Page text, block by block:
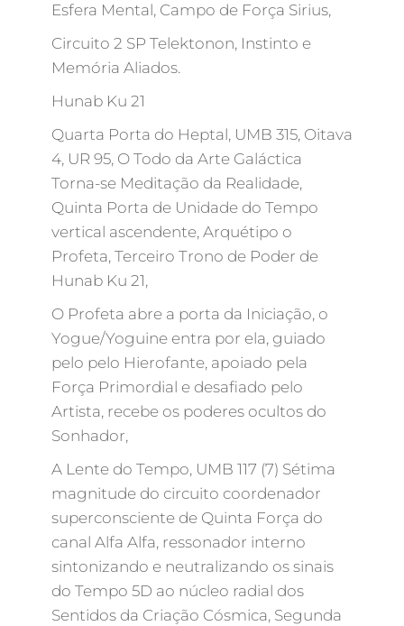
Esfera Mental, Campo de Força Sirius,
Circuito 2 SP Telektonon, Instinto e
Memória Aliados.
Hunab Ku 21
Quarta Porta do Heptal, UMB 315, Oitava
4, UR 95, O Todo da Arte Galáctica
Torna-se Meditação da Realidade,
Quinta Porta de Unidade do Tempo
vertical ascendente, Arquétipo o
Profeta, Terceiro Trono de Poder de
Hunab Ku 21,
O Profeta abre a porta da Iniciação, o
Yogue/Yoguine entra por ela, guiado
pelo pelo Hierofante, apoiado pela
Força Primordial e desafiado pelo
Artista, recebe os poderes ocultos do
Sonhador,
A Lente do Tempo, UMB 117 (7) Sétima
magnitude do circuito coordenador
superconsciente de Quinta Força do
canal Alfa Alfa, ressonador interno
sintonizando e neutralizando os sinais
do Tempo 5D ao núcleo radial dos
Sentidos da Criação Cósmica, Segunda